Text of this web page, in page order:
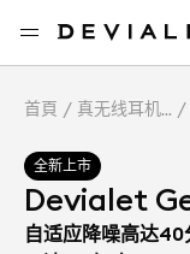
首頁 真无线耳机
全新上市
Devialet
自适应降噪高达40